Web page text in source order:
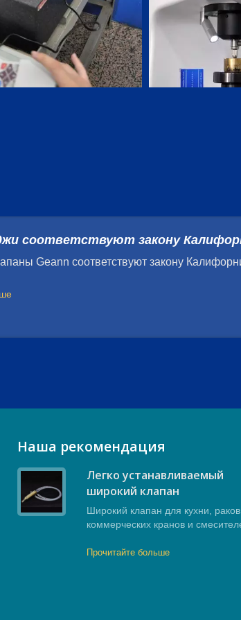
соответствуют закону
Geann соответствуют закону
Наша рекомендация
Легко устанавливаемый
широкий клапан
Широкий клапан для кухни,
коммерческих кранов и
Прочитайте больше